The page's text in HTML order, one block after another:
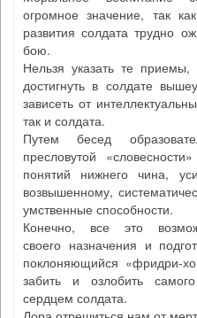
огромное значение, так
развития солдата трудно
бою.
Нельзя указать те
достигнуть в солдате
зависеть от
так и солдата.
Путем бесед
пресловутой
понятий нижнего чина,
возвышенному,
умственные способности.
Конечно, все это
своего назначения и
поклоняющийся «фридри-
забить и озлобить
сердцем солдата.